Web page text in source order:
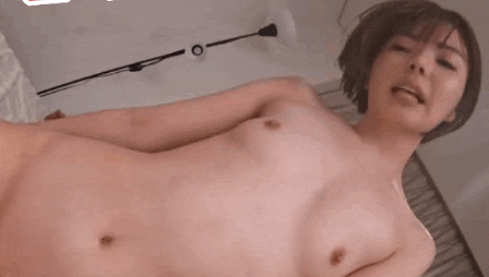
【悲報】有名漫画家、がんを公表「大腸癌になってし
まいました。...
【動画】大阪府警に射殺されたオッサン、めちゃめち